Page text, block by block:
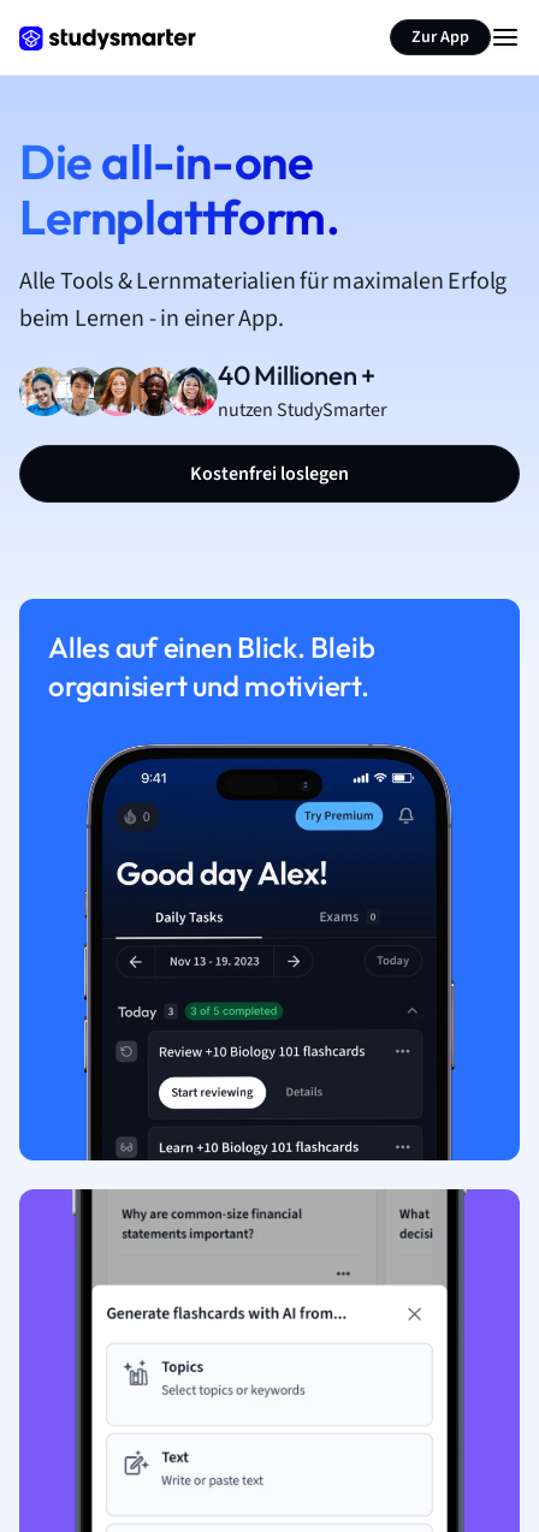
Zur App
Die all-in-one
Lernplattform.
Alle Tools & Lernmaterialien für maximalen Erfolg
beim Lernen - in einer App.
40 Millionen +
nutzen StudySmarter
Kostenfrei loslegen
Alles auf einen Blick. Bleib
organisiert und motiviert.